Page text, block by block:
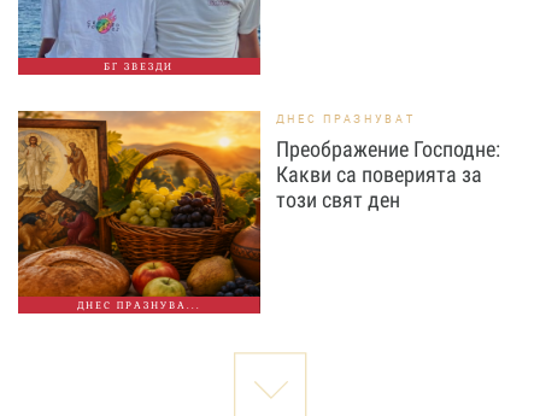
БГ ЗВЕЗДИ
ДНЕС ПРАЗНУВА...
ДНЕС ПРАЗНУВАТ
Преображение Господне:
Какви са поверията за
този свят ден